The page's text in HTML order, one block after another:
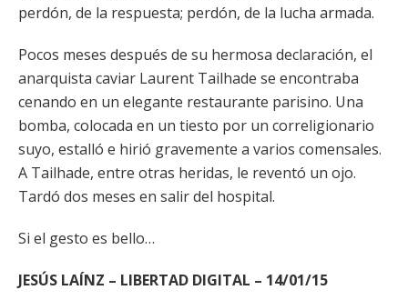
perdón, de la respuesta; perdón, de la lucha armada.
Pocos meses después de su hermosa declaración, el
anarquista caviar Laurent Tailhade se encontraba
cenando en un elegante restaurante parisino. Una
bomba, colocada en un tiesto por un correligionario
suyo, estalló e hirió gravemente a varios comensales.
A Tailhade, entre otras heridas, le reventó un ojo.
Tardó dos meses en salir del hospital.
Si el gesto es bello…
JESÚS LAÍNZ – LIBERTAD DIGITAL – 14/01/15